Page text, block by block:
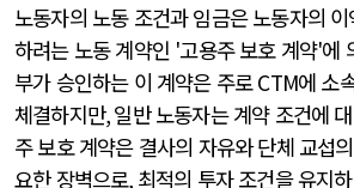
노동자의 노동 조건과 임금은 노동자의
하려는 노동 계약인 '고용주 보호 계약'에
부가 승인하는 이 계약은 주로CTM에 소
체결하지만,일반 노동자는 계약 조건에
주 보호 계약은 결사의 자유와 단체 교섭
요한 장벽으로, 최적의 투자 조건을 유지